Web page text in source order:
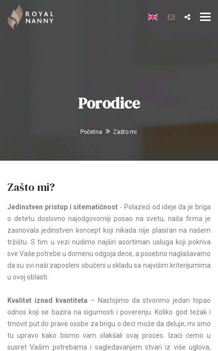
Porodice
Početna Zašto mi
Zašto mi?
Jedinstven pristup i sitematičnost - Polazeći od ideje da je briga
o detetu doslovno najodgovorniji posao na svetu, naša firma je
zasnovala jedinstven koncept koji nikada nije plasiran na našem
tržištu. S tim u vezi nudimo najširi asortiman usluga koji pokriva
sve Vaše potrebe u domenu odgoja dece, a posebno naglašavamo
da su svi naši zaposleni obučeni u skladu sa najvišim kriterijumima
u ovoj oblasti.
Kvalitet iznad kvantiteta – Nastojimo da stvorimo jedan topao
odnos koji se bazira na sigurnosti i poverenju. Koliko god težak i
trnovit put do prave osobe za brigu o deci može da deluje, mi smo
tu upravo kako bismo vam olakšali ovaj proces. Izaći ćemo u
susret Vašim potrebama i sagledavanjem stvari iz više uglova,